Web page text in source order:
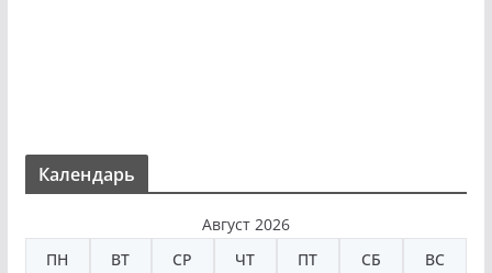
Календарь
Август 2026
ПН
ВТ СР ЧТ ПТ СБ ВС